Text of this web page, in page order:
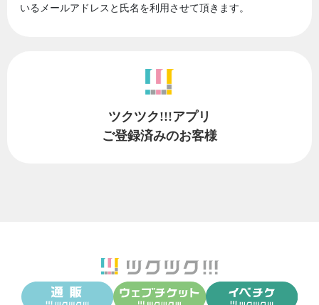
いるメールアドレスと氏名を利用させて頂きます。
ツクツク!!!アプリ
ご登録済みのお客様